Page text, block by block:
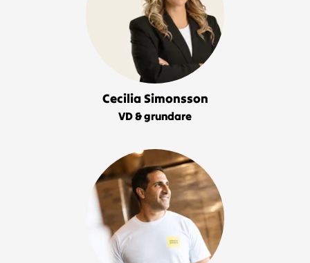
Cecilia Simonsson
VD & grundare